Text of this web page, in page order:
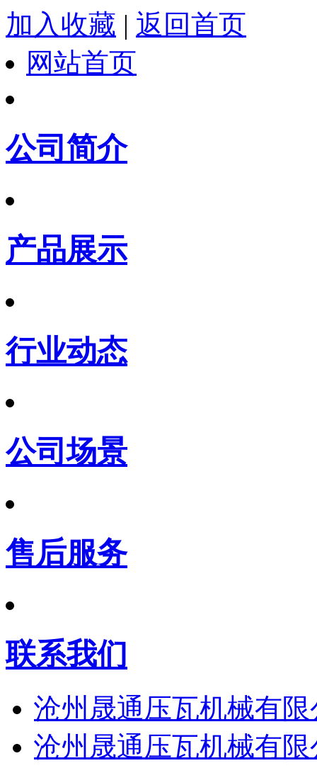
加入收藏 | 返回首页
网站首页
公司简介
产品展示
行业动态
公司场景
售后服务
联系我们
沧州晟通压瓦机械有限
沧州晟通压瓦机械有限